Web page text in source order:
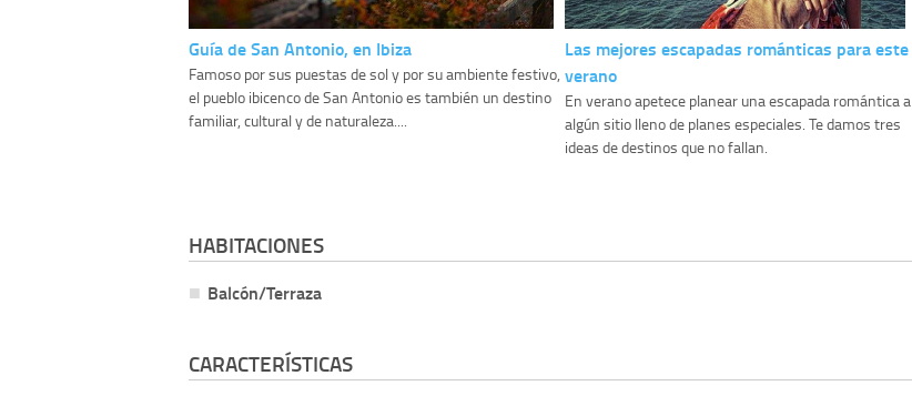
Guía de San Antonio, en Ibiza
Famoso por sus puestas de sol y por su ambiente festivo,
el pueblo ibicenco de San Antonio es también un destino
familiar, cultural y de naturaleza....
Las mejores escapadas románticas para este
verano
En verano apetece planear una escapada romántica a
algún sitio lleno de planes especiales. Te damos tres
ideas de destinos que no fallan.
HABITACIONES
Balcón/Terraza
CARACTERÍSTICAS